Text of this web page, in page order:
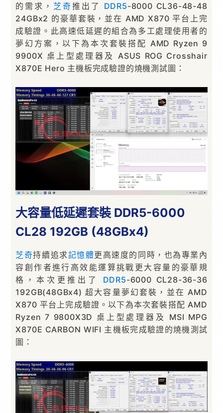
的需求， 芝奇推出了 DDR5-8000 CL36-48-48
24GBx2 的豪華套裝，並在 AMD X870 平台上完
成驗證。此高速低延遲的組合為多工處理使用者的
夢幻方案，以下為本次套裝搭配 AMD Ryzen 9
9900X 桌上型處理器及 ASUS ROG Crosshair
X870E Hero 主機板完成驗證的燒機測試圖：
大容量低延遲套裝 DDR5-6000
CL28 192GB (48GBx4)
芝奇持續追求記憶體更高速度的同時，也為專業內
容創作者進行高效能運算挑戰更大容量的豪華規
格，本次更推出了 DDR5-6000 CL28-36-36
192GB(48GBx4) 超大容量夢幻套裝，並在 AMD
X870 平台上完成驗證。以下為本次套裝搭配 AMD
Ryzen 7 9800X3D 桌上型處理器及 MSI MPG
X870E CARBON WIFI 主機板完成驗證的燒機測試
圖：